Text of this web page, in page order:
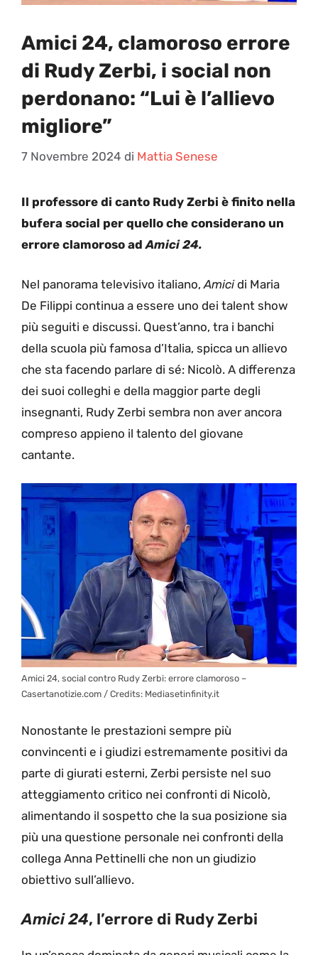
Amici 24, clamoroso errore
di Rudy Zerbi, i social non
perdonano: “Lui è l’allievo
migliore”
7 Novembre 2024 di Mattia Senese
Il professore di canto Rudy Zerbi è finito nella
bufera social per quello che considerano un
errore clamoroso adAmici 24.
Nel panorama televisivo italiano, Amicidi Maria
De Filippi continua a essere uno dei talent show
più seguiti e discussi. Quest’anno, tra i banchi
della scuola più famosa d’Italia, spicca un allievo
che sta facendo parlare di sé: Nicolò. A differenza
dei suoi colleghi e della maggior parte degli
insegnanti, Rudy Zerbi sembra non aver ancora
compreso appieno il talento del giovane
cantante.
Amici 24, social contro Rudy Zerbi: errore clamoroso –
Casertanotizie.com / Credits: Mediasetinfinity.it
Nonostante le prestazioni sempre più
convincenti e i giudizi estremamente positivi da
parte di giurati esterni, Zerbi persiste nel suo
atteggiamento critico nei confronti di Nicolò,
alimentando il sospetto che la sua posizione sia
più una questione personale nei confronti della
collega Anna Pettinelli che non un giudizio
obiettivo sull’allievo.
Amici 24, l’errore di Rudy Zerbi